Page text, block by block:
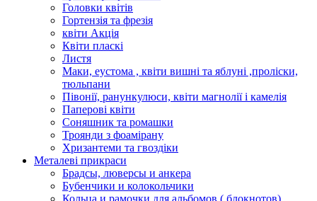
Головки квітів
Гортензія та фрезія
квіти Акція
Квіти пласкі
Листя
Маки, еустома , квіти вишні та яблуні ,проліски,
тюльпани
Півонії, ранункулюси, квіти магнолії і камелія
Паперові квіти
Соняшник та ромашки
Троянди з фоамірану
Хризантеми та гвоздіки
Металеві прикраси
Брадсы, люверсы и анкера
Бубенчики и колокольчики
Кольца и рамочки для альбомов ( блокнотов)